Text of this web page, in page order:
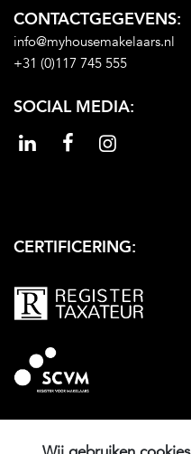
CONTACTGEGEVENS:
info@myhousemakelaars.nl
+31 (0)117 745 555
SOCIAL MEDIA:
CERTIFICERING: